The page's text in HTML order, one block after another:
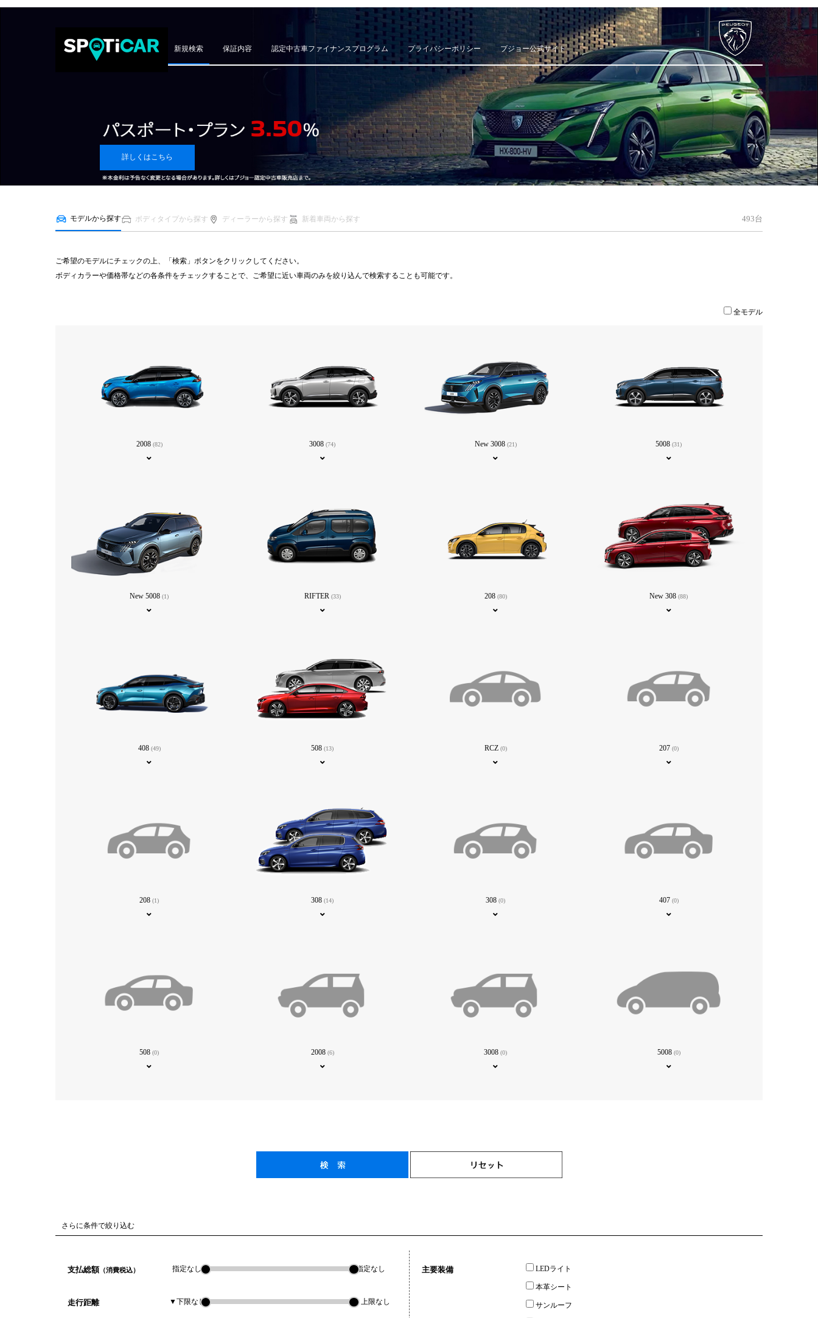
新規検索 保証内容 認定中古車ファイナンスプログラム プライバシーポリシー プジョー公式サイト
詳しくはこちら
モデルから探す ボディタイプから探す ディーラーから探す 新着車両から探す 493台
ご希望のモデルにチェックの上、「検索」ボタンをクリックしてください。
ボディカラーや価格帯などの各条件をチェックすることで、ご希望に近い車両のみを絞り込んで検索することも可能です。
全モデル
2008 (82) 3008(74) New 3008 (21) 5008(31)
New 5008(1) RIFTER (33) 208 (80) New 308(88)
408 (49) 508(13) RCZ (0) 207 (0)
208(1) 308(14) 308(0) 407 (0)
508(0) 2008 (6) 3008(0) 5008 (0)
さらに条件で絞り込む
支払総額 （消費税込） 指定なし 指定なし
走行距離 ▼下限なし ▼上限なし
主要装備 LEDライト
本革シート
サンルーフ